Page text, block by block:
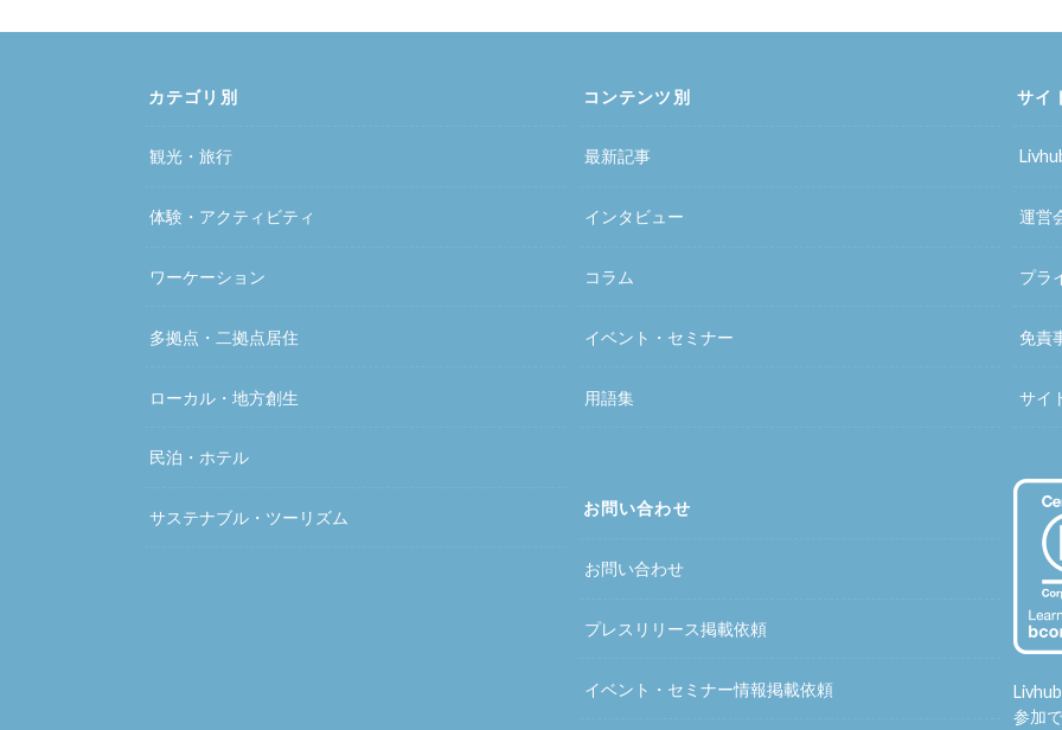
カテゴリ別
観光・旅行
体験・アクティビティ
ワーケーション
多拠点・二拠点居住
ローカル・地方創生
民泊・ホテル
サステナブル・ツーリズム
コンテンツ別
最新記事
インタビュー
コラム
イベント・セミナー
用語集
お問い合わせ
お問い合わせ
プレスリリース掲載依頼
イベント・セミナー情報掲載依頼
サイ
運営
プラ
免責
サイ
参加